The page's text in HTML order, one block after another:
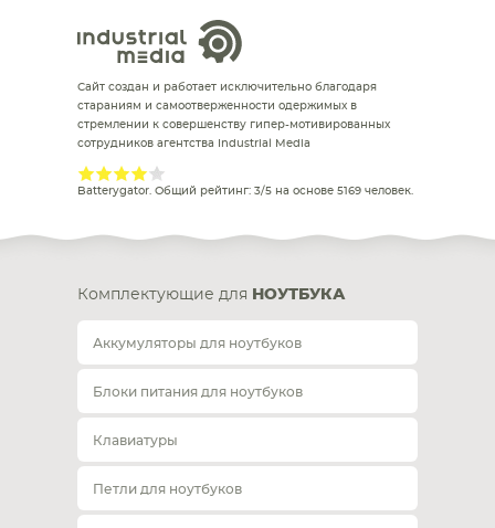
Сайт создан и работает исключительно благодаря
стараниям и самоотверженности одержимых в
стремлении к совершенству гипер-мотивированных
сотрудников агентства Industrial Media
Batterygator. Общий рейтинг: 3/5 на основе 5169 человек.
Комплектующие для НОУТБУКА
Аккумуляторы для ноутбуков
Блоки питания для ноутбуков
Клавиатуры
Петли для ноутбуков